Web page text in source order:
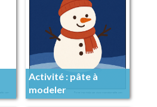
Activité : pâte à
modeler